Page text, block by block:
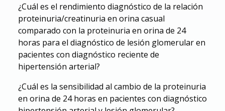
¿Cuál es el rendimiento diagnóstico de la relación
proteinuria/creatinuria en orina casual
comparado con la proteinuria en orina de 24
horas para el diagnóstico de lesión glomerular en
pacientes con diagnóstico reciente de
hipertensión arterial?
¿Cuál es la sensibilidad al cambio de la proteinuria
en orina de 24 horas en pacientes con diagnóstico